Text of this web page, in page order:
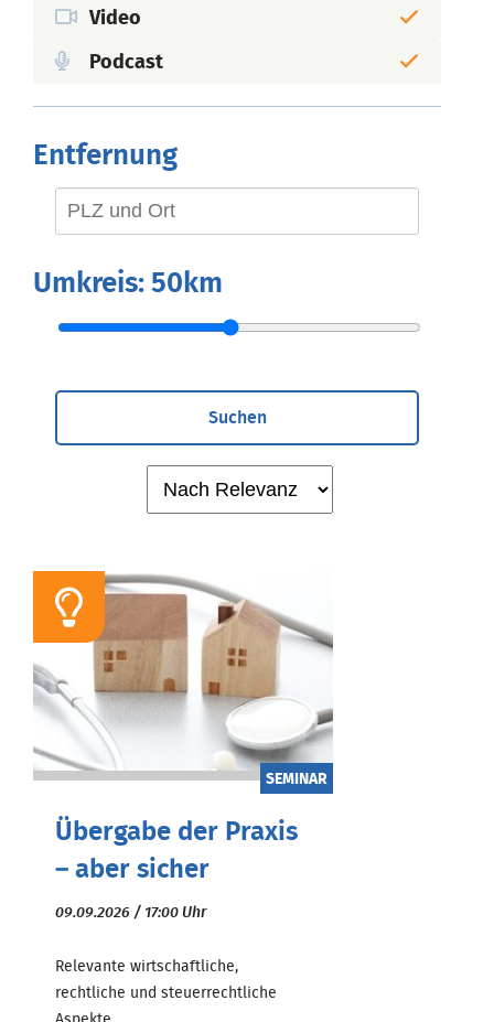
Video
Podcast
Entfernung
Umkreis: 50km
Suchen
SEMINAR
Übergabe der Praxis
– aber sicher
09.09.2026 / 17:00 Uhr
Relevante wirtschaftliche,
rechtliche und steuerrechtliche